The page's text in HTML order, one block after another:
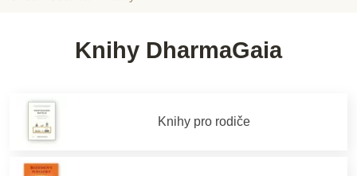
Knihy DharmaGaia
Knihy pro rodiče